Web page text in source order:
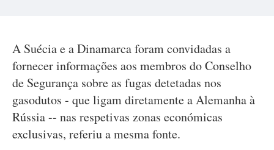
A Suécia e a Dinamarca foram convidadas a
fornecer informações aos membros do Conselho
de Segurança sobre as fugas detetadas nos
gasodutos - que ligam diretamente a Alemanha à
Rússia -- nas respetivas zonas económicas
exclusivas, referiu a mesma fonte.